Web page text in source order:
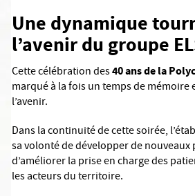
Une dynamique
l’avenir du groupe
Cette célébration des40 ans de la
marqué à la fois un temps de
l’avenir.
Dans la continuité de cette soirée,
sa volonté de développer de
d’améliorer la prise en charge des
les acteurs du territoire.